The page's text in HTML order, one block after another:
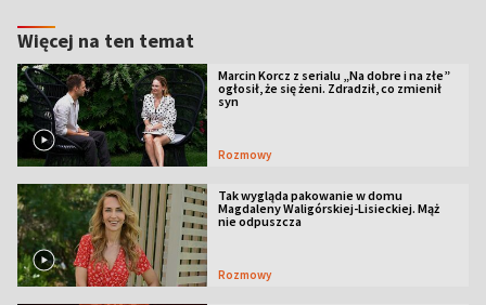
Więcej na ten temat
Marcin Korcz z serialu „Na dobre i na złe”
ogłosił, że się żeni. Zdradził, co zmienił
syn
Rozmowy
Tak wygląda pakowanie w domu
Magdaleny Waligórskiej-Lisieckiej. Mąż
nie odpuszcza
Rozmowy